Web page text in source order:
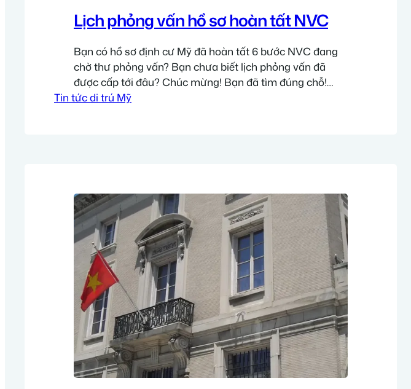
Lịch phỏng vấn hồ sơ hoàn tất NVC
Bạn có hồ sơ định cư Mỹ đã hoàn tất 6 bước NVC đang
chờ thư phỏng vấn? Bạn chưa biết lịch phỏng vấn đã
được cấp tới đâu? Chúc mừng! Bạn đã tìm đúng chỗ!
Thông tin ở đây sẽ giúp bạn theo dõi được lịch phỏng vấn
Tin tức di trú Mỹ